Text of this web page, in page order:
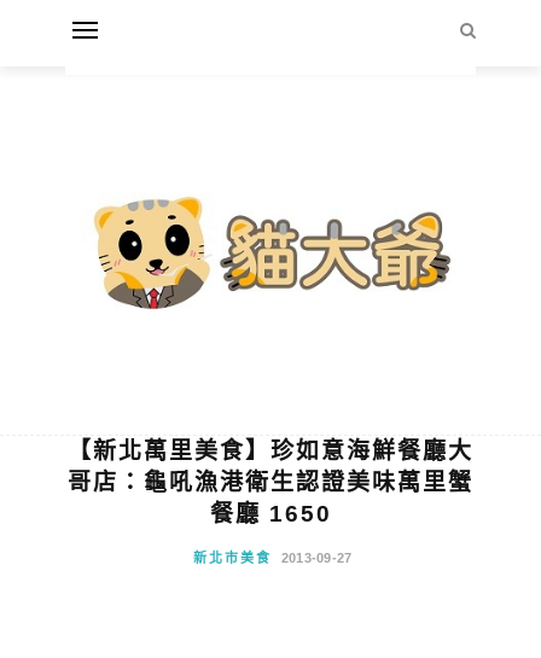
【新北萬里美食】珍如意海鮮餐廳大
哥店：龜吼漁港衛生認證美味萬里蟹
餐廳 1650
新北市美食 2013-09-27